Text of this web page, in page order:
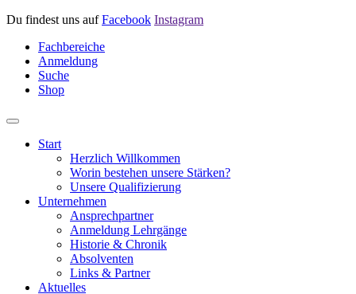
Du findest uns aufFacebook Instagram
Fachbereiche
Anmeldung
Suche
Shop
Start
Herzlich Willkommen
Worin bestehen unsere Stärken?
Unsere Qualifizierung
Unternehmen
Ansprechpartner
Anmeldung Lehrgänge
Historie & Chronik
Absolventen
Links & Partner
Aktuelles